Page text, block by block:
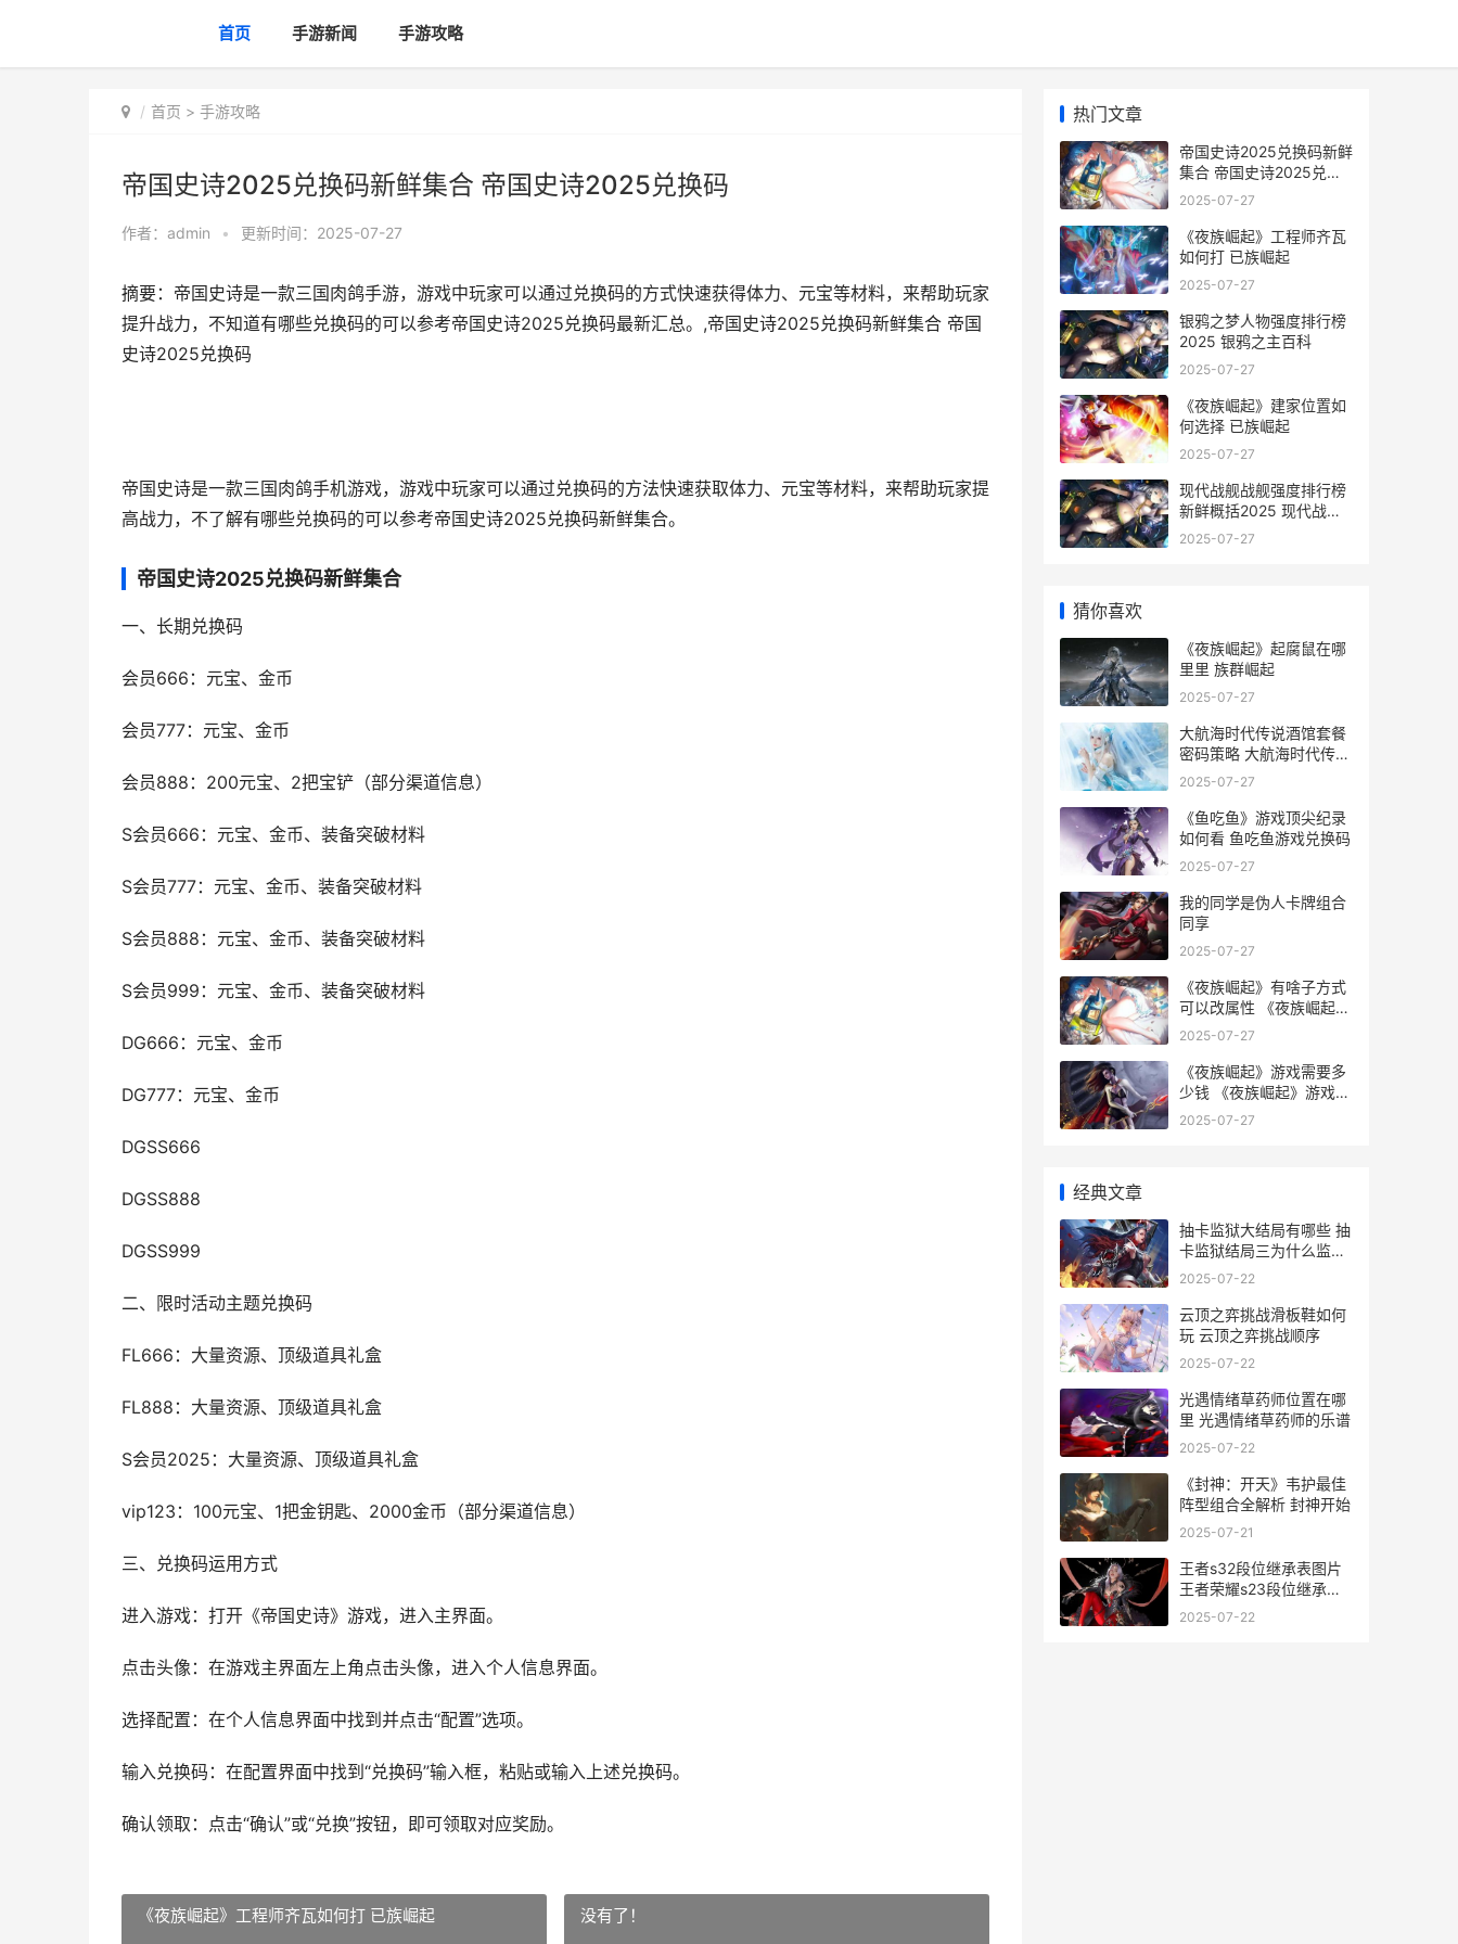
首页 手游新闻 手游攻略
首页 > 手游攻略
帝国史诗2025兑换码新鲜集合 帝国史诗2025兑换码
作者： admin • 更新时间：2025-07-27
摘要：帝国史诗是一款三国肉鸽手游，游戏中玩家可以通过兑换码的方式快速获得体力、元宝等材料，来帮助玩家
提升战力，不知道有哪些兑换码的可以参考帝国史诗2025兑换码最新汇总。,帝国史诗2025兑换码新鲜集合 帝国
史诗2025兑换码
帝国史诗是一款三国肉鸽手机游戏，游戏中玩家可以通过兑换码的方法快速获取体力、元宝等材料，来帮助玩家提
高战力，不了解有哪些兑换码的可以参考帝国史诗2025兑换码新鲜集合。
帝国史诗2025兑换码新鲜集合
一、长期兑换码
会员666：元宝、金币
会员777：元宝、金币
会员888：200元宝、2把宝铲（部分渠道信息）
S会员666：元宝、金币、装备突破材料
S会员777：元宝、金币、装备突破材料
S会员888：元宝、金币、装备突破材料
S会员999：元宝、金币、装备突破材料
DG666：元宝、金币
DG777：元宝、金币
DGSS666
DGSS888
DGSS999
二、限时活动主题兑换码
FL666：大量资源、顶级道具礼盒
FL888：大量资源、顶级道具礼盒
S会员2025：大量资源、顶级道具礼盒
vip123：100元宝、1把金钥匙、2000金币（部分渠道信息）
三、兑换码运用方式
进入游戏：打开《帝国史诗》游戏，进入主界面。
点击头像：在游戏主界面左上角点击头像，进入个人信息界面。
选择配置：在个人信息界面中找到并点击“配置”选项。
输入兑换码：在配置界面中找到“兑换码”输入框，粘贴或输入上述兑换码。
确认领取：点击“确认”或“兑换”按钮，即可领取对应奖励。
《夜族崛起》工程师齐瓦如何打 已族崛起 没有了！
热门文章
帝国史诗2025兑换码新鲜
集合 帝国史诗2025兑换
码
2025-07-27
《夜族崛起》工程师齐瓦
如何打 已族崛起
2025-07-27
银鸦之梦人物强度排行榜
2025 银鸦之主百科
2025-07-27
《夜族崛起》建家位置如
何选择 已族崛起
2025-07-27
现代战舰战舰强度排行榜
新鲜概括2025 现代战舰
最强战舰
2025-07-27
猜你喜欢
《夜族崛起》起腐鼠在哪
里里 族群崛起
2025-07-27
大航海时代传说酒馆套餐
密码策略 大航海时代传说
套餐
2025-07-27
《鱼吃鱼》游戏顶尖纪录
如何看 鱼吃鱼游戏兑换码
2025-07-27
我的同学是伪人卡牌组合
同享
2025-07-27
《夜族崛起》有啥子方式
可以改属性 《夜族崛起》
有女主吗
2025-07-27
《夜族崛起》游戏需要多
少钱 《夜族崛起》游戏攻
略
2025-07-27
经典文章
抽卡监狱大结局有哪些 抽
卡监狱结局三为什么监狱
长不捞我
2025-07-22
云顶之弈挑战滑板鞋如何
玩 云顶之弈挑战顺序
2025-07-22
光遇情绪草药师位置在哪
里 光遇情绪草药师的乐谱
2025-07-22
《封神：开天》韦护最佳
阵型组合全解析 封神开始
2025-07-21
王者s32段位继承表图片
王者荣耀s23段位继承是
按最高还是当前
2025-07-22